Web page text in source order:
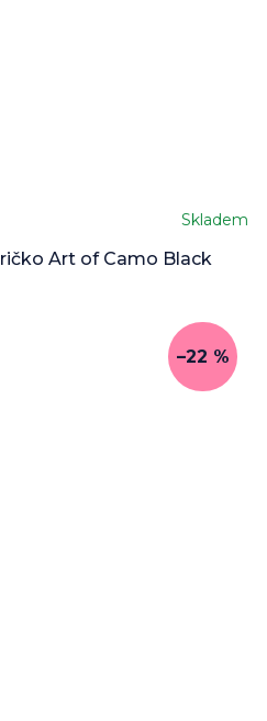
Art of Camo Black
Skladem
–22 %